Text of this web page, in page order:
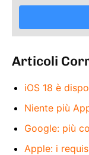
Articoli
iOS 18 è
Niente più
Google: più
Apple: i